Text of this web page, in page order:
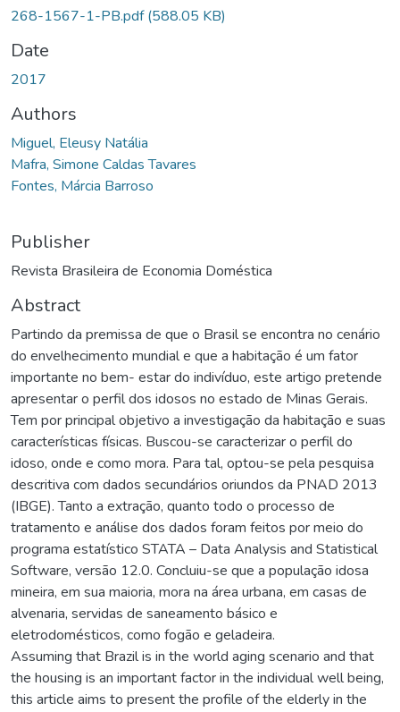
268-1567-1-PB.pdf(588.05 KB)
Date
2017
Authors
Miguel, Eleusy Natália
Mafra, Simone Caldas Tavares
Fontes, Márcia Barroso
Publisher
Revista Brasileira de Economia Doméstica
Abstract
Partindo da premissa de que o Brasil se encontra no cenário
do envelhecimento mundial e que a habitação é um fator
importante no bem- estar do indivíduo, este artigo pretende
apresentar o perfil dos idosos no estado de Minas Gerais.
Tem por principal objetivo a investigação da habitação e suas
características físicas. Buscou-se caracterizar o perfil do
idoso, onde e como mora. Para tal, optou-se pela pesquisa
descritiva com dados secundários oriundos da PNAD 2013
(IBGE). Tanto a extração, quanto todo o processo de
tratamento e análise dos dados foram feitos por meio do
programa estatístico STATA – Data Analysis and Statistical
Software, versão 12.0. Concluiu-se que a população idosa
mineira, em sua maioria, mora na área urbana, em casas de
alvenaria, servidas de saneamento básico e
eletrodomésticos, como fogão e geladeira.
Assuming that Brazil is in the world aging scenario and that
the housing is an important factor in the individual well being,
this article aims to present the profile of the elderly in the